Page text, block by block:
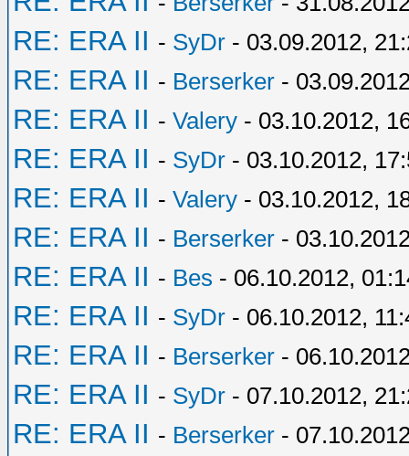
RE: ERA II - SyDr - 03.09.2012,
RE: ERA II - Berserker -
RE: ERA II - Valery - 03.10.2012,
RE: ERA II - SyDr - 03.10.2012,
RE: ERA II - Valery - 03.10.2012,
RE: ERA II - Berserker -
RE: ERA II - Bes - 06.10.2012,
RE: ERA II - SyDr - 06.10.2012,
RE: ERA II - Berserker -
RE: ERA II - SyDr - 07.10.2012,
RE: ERA II - Berserker -